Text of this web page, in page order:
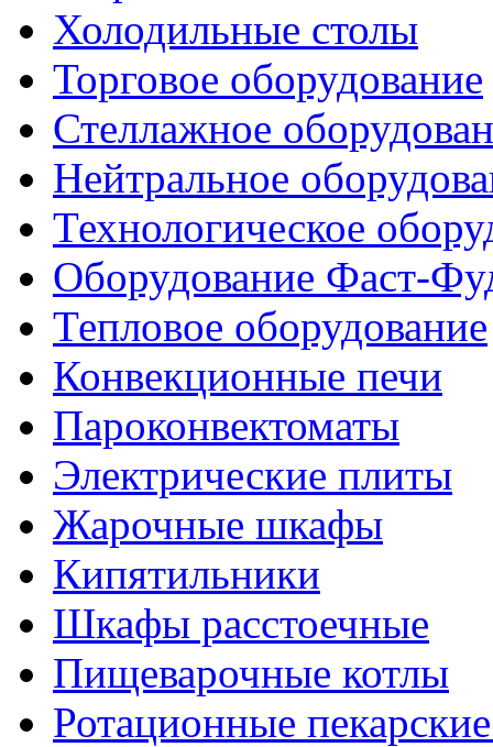
Холодильные столы
Торговое оборудование
Стеллажное
Нейтральное
Технологическое
Оборудование Фаст-
Тепловое оборудование
Конвекционные печи
Пароконвектоматы
Электрические плиты
Жарочные шкафы
Кипятильники
Шкафы расстоечные
Пищеварочные котлы
Ротационные